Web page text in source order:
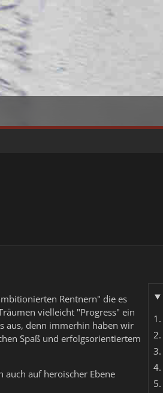
Rentnern" die es
vielleicht "Progress" ein
aus, denn immerhin haben wir
Spaß und erfolgsorientiertem
auch auf heroischer Ebene